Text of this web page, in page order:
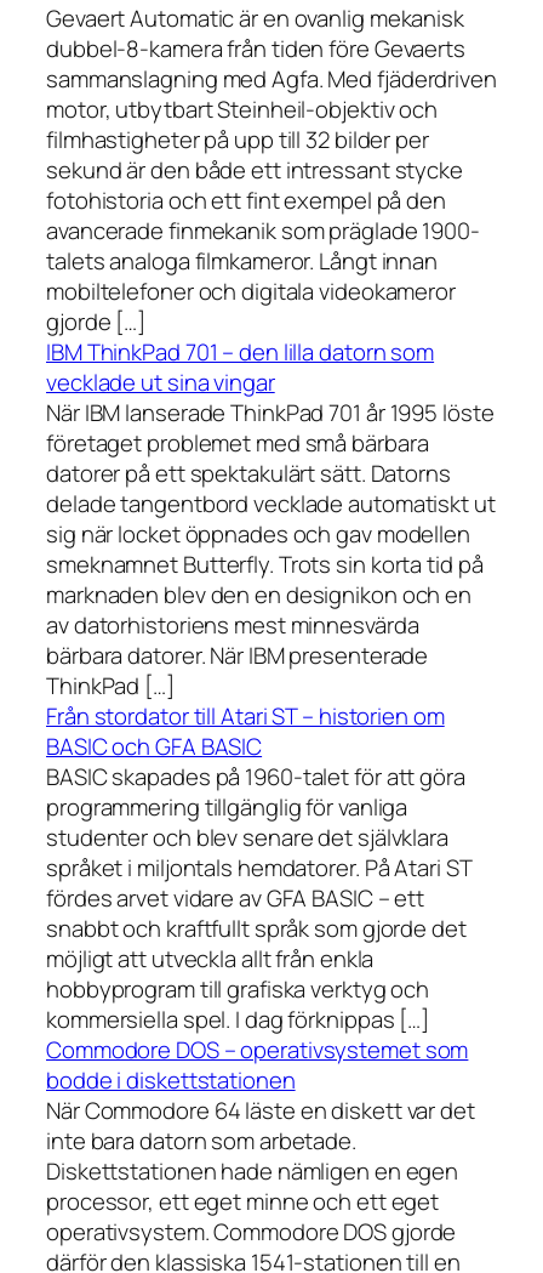
Gevaert Automatic är en ovanlig mekanisk
dubbel-8-kamera från tiden före Gevaerts
sammanslagning med Agfa. Med fjäderdriven
motor, utbytbart Steinheil-objektiv och
filmhastigheter på upp till 32 bilder per
sekund är den både ett intressant stycke
fotohistoria och ett fint exempel på den
avancerade finmekanik som präglade 1900-
talets analoga filmkameror. Långt innan
mobiltelefoner och digitala videokameror
gjorde […]
IBM ThinkPad 701 – den lilla datorn som
vecklade ut sina vingar
När IBM lanserade ThinkPad 701 år 1995 löste
företaget problemet med små bärbara
datorer på ett spektakulärt sätt. Datorns
delade tangentbord vecklade automatiskt ut
sig när locket öppnades och gav modellen
smeknamnet Butterfly. Trots sin korta tid på
marknaden blev den en designikon och en
av datorhistoriens mest minnesvärda
bärbara datorer. När IBM presenterade
ThinkPad […]
Från stordator till Atari ST – historien om
BASIC och GFA BASIC
BASIC skapades på 1960-talet för att göra
programmering tillgänglig för vanliga
studenter och blev senare det självklara
språket i miljontals hemdatorer. På Atari ST
fördes arvet vidare av GFA BASIC – ett
snabbt och kraftfullt språk som gjorde det
möjligt att utveckla allt från enkla
hobbyprogram till grafiska verktyg och
kommersiella spel. I dag förknippas […]
Commodore DOS – operativsystemet som
bodde i diskettstationen
När Commodore 64 läste en diskett var det
inte bara datorn som arbetade.
Diskettstationen hade nämligen en egen
processor, ett eget minne och ett eget
operativsystem. Commodore DOS gjorde
därför den klassiska 1541-stationen till en